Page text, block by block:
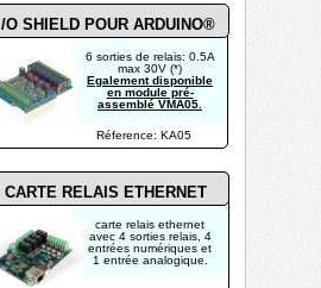
Réference: KA05
6 sorties de relais: 0.5A
max 30V (*)
Egalement disponible
en module pré-
assemblé VMA05.
I/O SHIELD POUR ARDUINO®
carte relais ethernet
avec 4 sorties relais, 4
entrées numériques et
1 entrée analogique.
CARTE RELAIS ETHERNET